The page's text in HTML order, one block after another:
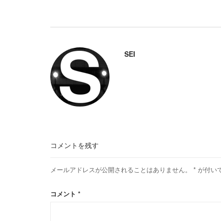
SEI
コメントを残す
メールアドレスが公開されることはありません。 * が付い
コメント *